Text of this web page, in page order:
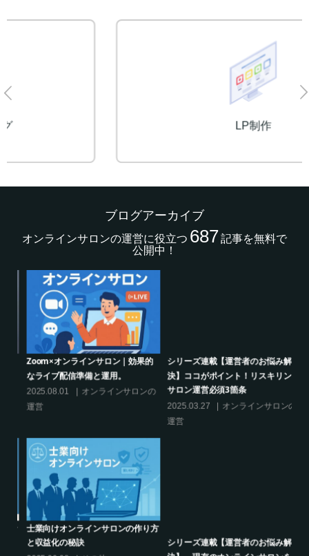
ブログアーカイブ
オンラインサロンの運営に役立つ 687記事を無料で
公開中！
シリーズ連載【運営者のお悩み解
決】ココがポイント！リスキリング
サロン運営必須3箇条
2025.03.27
オンラインサロンでの”学び”がこれ
からのリスキリングを先導すると言
えるこれだけの”理由”
2025.02.27
オンラインサロンの
運営
シリーズ連載【運営者のお悩み解
クリエイター系オンラインサロンの